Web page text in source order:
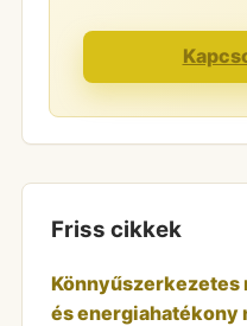
Friss cikkek
Könnyűszerkezetes
és energiahatékony